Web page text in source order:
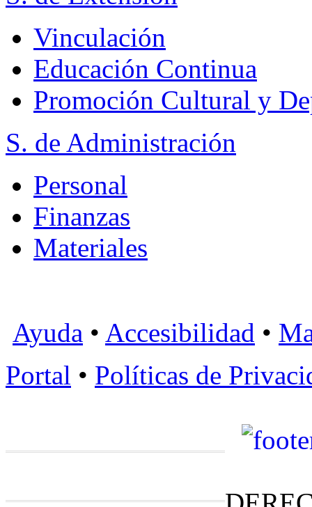
Vinculación
Educación Continua
Promoción Cultural y
S. de Administración
Personal
Finanzas
Materiales
Ayuda • Accesibilidad •
Portal • Políticas de